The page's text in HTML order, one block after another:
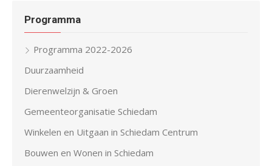
Programma
Programma 2022-2026
Duurzaamheid
Dierenwelzijn & Groen
Gemeenteorganisatie Schiedam
Winkelen en Uitgaan in Schiedam Centrum
Bouwen en Wonen in Schiedam